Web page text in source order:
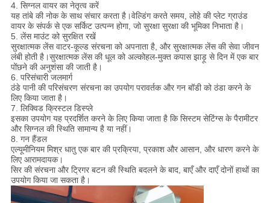
4. सिग्नल वायर का नेतृत्व करें
यह तांबे की नोक के साथ संचार करता है।वेल्डिंग करते समय, लोहे की प्लेट ग्राउंड
वायर के संपर्क से एक सर्किट उत्पन्न होगा, जो सुरक्षा सुरक्षा की भूमिका निभाता है।
5. लेंस माउंट को सुरक्षित रखें
सुरक्षात्मक लेंस वाटर-कूल्ड संरचना को अपनाता है, और सुरक्षात्मक लेंस की सेवा जीवन
लंबी होती है।सुरक्षात्मक लेंस की धूल को अल्कोहल-मुक्त कपास झाड़ू से दिन में एक बार
पोंछने की अनुशंसा की जाती है।
6. परिसंचारी जलमार्ग
ठंडे पानी की परिसंचरण संरचना का उपयोग परावर्तक और गन बॉडी को ठंडा करने के
लिए किया जाता है।
7. लिक्विड क्रिस्टल डिस्प्ले
इसका उपयोग यह प्रदर्शित करने के लिए किया जाता है कि सिस्टम सेटिंग्स के पैरामीटर
और सिग्नल की स्थिति सामान्य है या नहीं।
8. गन हैंडल
एल्यूमीनियम मिश्र धातु एक बार की प्रक्रिया, प्रकाश और आसान, और धारण करने के
लिए आरामदायक।
सिर की संरचना और ट्रिगर बटन की स्थिति बदलने के बाद, बाएँ और दाएँ दोनों हाथों का
उपयोग किया जा सकता है।